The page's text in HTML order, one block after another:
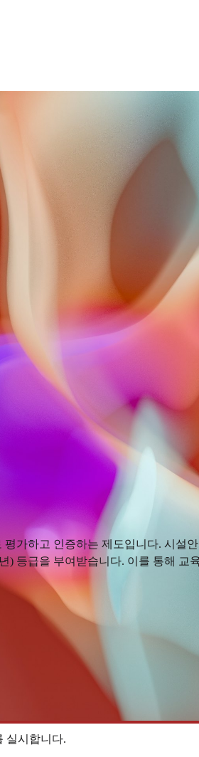
가하고 인증하는 제도입니다. 시설
) 등급을 부여받습니다. 이를 통해
실시합니다.